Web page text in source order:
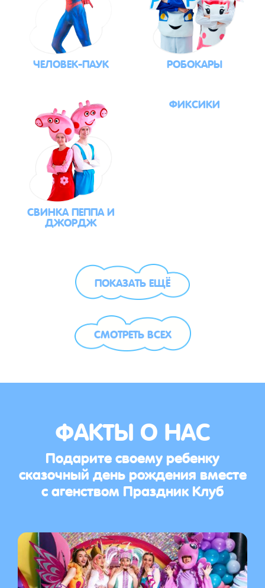
ЧЕЛОВЕК-ПАУК РОБОКАРЫ
СВИНКА ПЕППА И
ДЖОРДЖ
ФИКСИКИ
ПОКАЗАТЬ ЕЩЁ
СМОТРЕТЬ ВСЕХ
ФАКТЫ О НАС
Подарите своему ребенку
сказочный день рождения вместе
с агенством Праздник Клуб